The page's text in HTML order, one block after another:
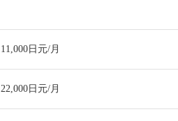
11,000日元/月
22,000日元/月